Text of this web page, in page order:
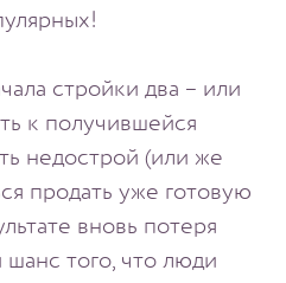
стройки два – или
к получившейся
недострой (или же
продать уже готовую
вновь потеря
шанс того, что люди